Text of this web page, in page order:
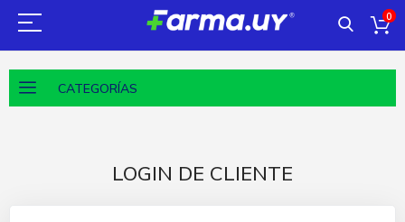
0
CATEGORÍAS
LOGIN DE CLIENTE